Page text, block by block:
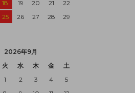
18 19 20 21
22
25 26 27 28
29
2026年9月
火 水 木 金
土
1
2 3 4
5